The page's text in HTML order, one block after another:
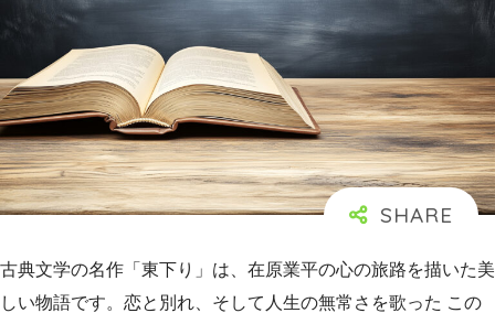
古典文学の名作「東下り」は、在原業平の心の旅路を描いた美
しい物語です。恋と別れ、そして人生の無常さを歌った この